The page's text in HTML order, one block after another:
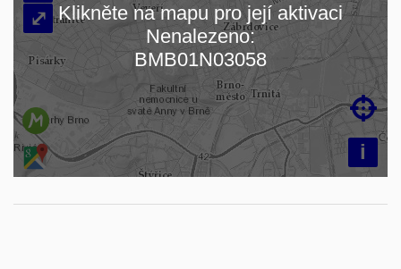
Načítám mapu…
i

⤢ Klikněte na mapu pro její aktivaci
Nenalezeno:
BMB01N03058